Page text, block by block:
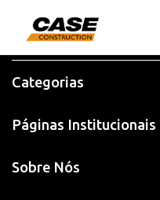
Categorias
Páginas Institucionais
Sobre Nós